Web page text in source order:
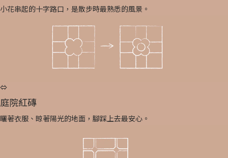
小花串起的十字路口，是散步時最熟悉的風景。
⇔
庭院紅磚
曬著衣服、晾著陽光的地面，腳踩上去最安心。